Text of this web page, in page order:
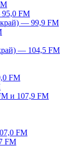
FM
— 99,9 FM
— 104,5 FM
FM
и 107,9 FM
FM
FM